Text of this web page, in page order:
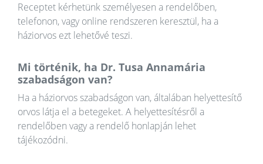
Receptet kérhetünk személyesen a rendelőben,
telefonon, vagy online rendszeren keresztül, ha a
háziorvos ezt lehetővé teszi.
Mi történik, ha Dr. Tusa Annamária
szabadságon van?
Ha a háziorvos szabadságon van, általában helyettesítő
orvos látja el a betegeket. A helyettesítésről a
rendelőben vagy a rendelő honlapján lehet
tájékozódni.